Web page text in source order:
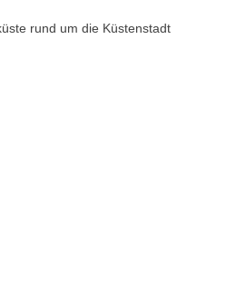
rund um die Küstenstadt